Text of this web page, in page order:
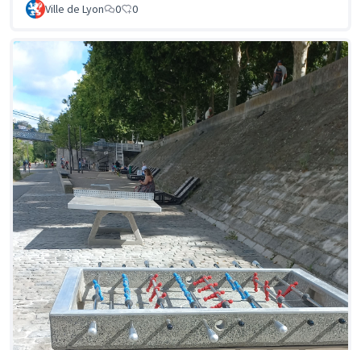
Ville de Lyon 0 0